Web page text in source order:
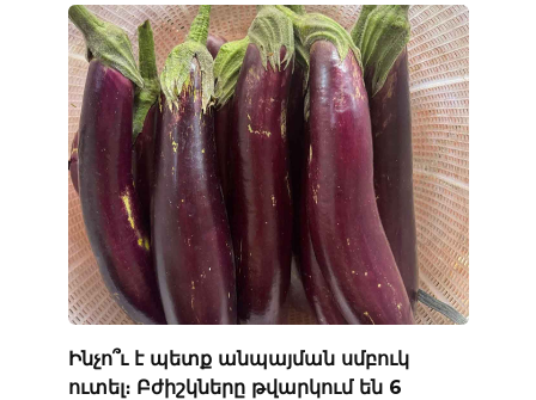
Ինչո՞ւ է պետք անպայման սմբուկ
ուտել։ Բժիշկները թվարկում են 6